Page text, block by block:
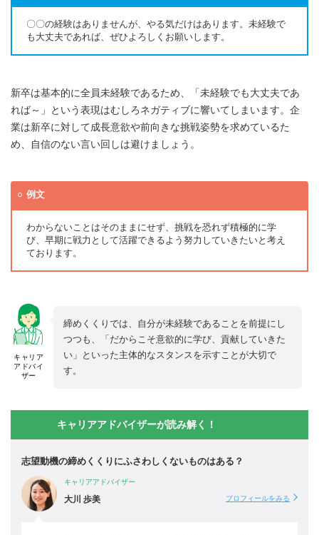
〇〇の経験はありませんが、やる気だけはあります。未経験で
も大丈夫であれば、ぜひよろしくお願いします。
新卒は基本的に全員未経験であるため、「未経験でも大丈夫であ
れば～」という表現はむしろネガティブに響いてしまいます。企
業は新卒に対して成長意欲や前向きな挑戦姿勢を求めているた
め、自信のない言い回しは避けましょう。
例文
わからないことはそのままにせず、挑戦を恐れず積極的に学
び、早期に戦力として活躍できるよう努力していきたいと考え
ております。
キャリア
アドバイ
ザー
締めくくりでは、自分が未経験であることを前提にし
つつも、「だからこそ意欲的に学び、貢献していきた
い」といった主体的なスタンスを示すことが大切で
す。
キャリアアドバイザーが読み解く！
志望動機の締めくくりにふさわしくないものはある？
キャリアアドバイザー
大川 歩美 プロフィールをみる